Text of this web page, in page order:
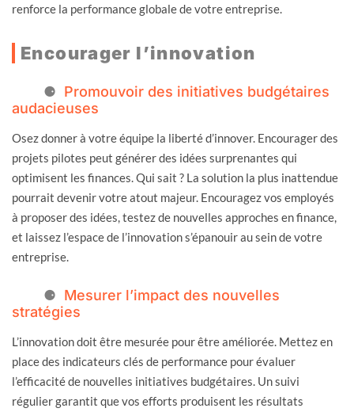
renforce la performance globale de votre entreprise.
Encourager l’innovation
Promouvoir des initiatives budgétaires
audacieuses
Osez donner à votre équipe la liberté d’innover. Encourager des
projets pilotes peut générer des idées surprenantes qui
optimisent les finances. Qui sait ? La solution la plus inattendue
pourrait devenir votre atout majeur. Encouragez vos employés
à proposer des idées, testez de nouvelles approches en finance,
et laissez l’espace de l’innovation s’épanouir au sein de votre
entreprise.
Mesurer l’impact des nouvelles
stratégies
L’innovation doit être mesurée pour être améliorée. Mettez en
place des indicateurs clés de performance pour évaluer
l’efficacité de nouvelles initiatives budgétaires. Un suivi
régulier garantit que vos efforts produisent les résultats